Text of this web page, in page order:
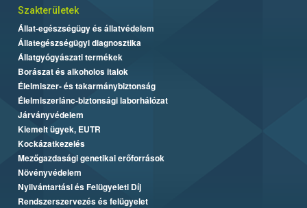
Szakterületek
Állat-egészségügy és állatvédelem
Állategészségügyi diagnosztika
Állatgyógyászati termékek
Borászat és alkoholos italok
Élelmiszer- és takarmánybiztonság
Élelmiszerlánc-biztonsági laborhálózat
Járványvédelem
Kiemelt ügyek, EUTR
Kockázatkezelés
Mezőgazdasági genetikai erőforrások
Növényvédelem
Nyilvántartási és Felügyeleti Díj
Rendszerszervezés és felügyelet